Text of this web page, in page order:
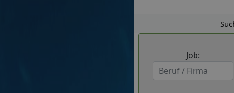
Job: